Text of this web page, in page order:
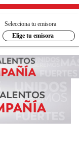
Selecciona tu emisora
Elige tu emisora